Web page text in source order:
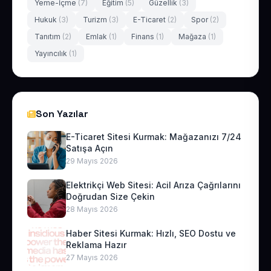
Yeme-İçme (7) Eğitim (5) Güzellik (3)
Hukuk (3) Turizm (3) E-Ticaret (2) Spor (2)
Tanıtım (2) Emlak (1) Finans (1) Mağaza (1)
Yayıncılık (1)
Son Yazılar
E-Ticaret Sitesi Kurmak: Mağazanızı 7/24
Satışa Açın
29 Mayıs 2026
Elektrikçi Web Sitesi: Acil Arıza Çağrılarını
Doğrudan Size Çekin
28 Mayıs 2026
Haber Sitesi Kurmak: Hızlı, SEO Dostu ve
Reklama Hazır
27 Mayıs 2026